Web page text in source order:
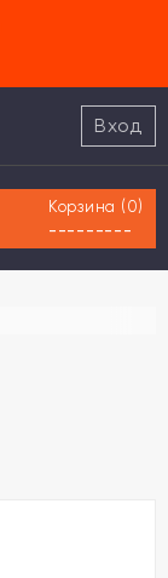
Вход
Корзина ( 0)
---------